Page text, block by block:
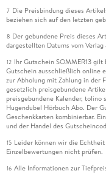
7 Die Preisbindung dieses
beziehen sich auf den letzten
8 Der gebundene Preis dieses
dargestellten Datums vom Verlag
12 Ihr Gutschein SOMMER13
Gutschein ausschließlich online
zur Abholung mit Zahlung in
gesetzlich preisgebundene
preisgebundene Kalender, tolino
Hugendubel Hörbuch Abo. Der
Geschenkkarten kombinierbar.
und der Handel des
15 Leider können wir die
Einzelbewertungen nicht prüfen.
16 Alle Informationen zur